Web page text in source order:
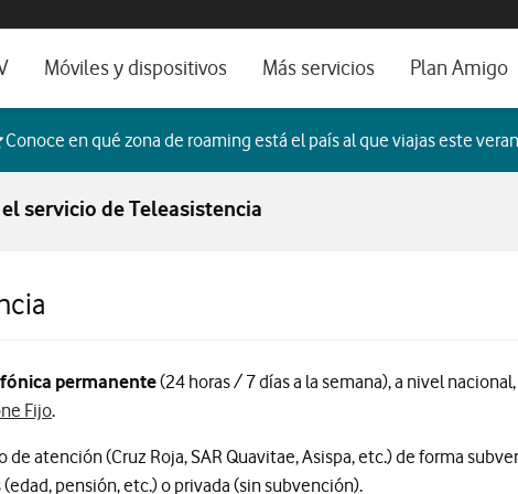
ayuda e idioma
5G
TV
Móviles y dispositivos
Imagen y Sonido
Ver todos
Más servicios
Alianza Vodafone e Iberdrola
Servicios avanzados
Plan Amigo
Conoce en qué zona de roaming está el país al que viajas este
servicio de Teleasistencia
permanente(24 horas / 7 días a la semana), a nivel nacional,
Fijo.
atención (Cruz Roja, SAR Quavitae, Asispa, etc.) de forma
pensión, etc.) o privada (sin subvención).